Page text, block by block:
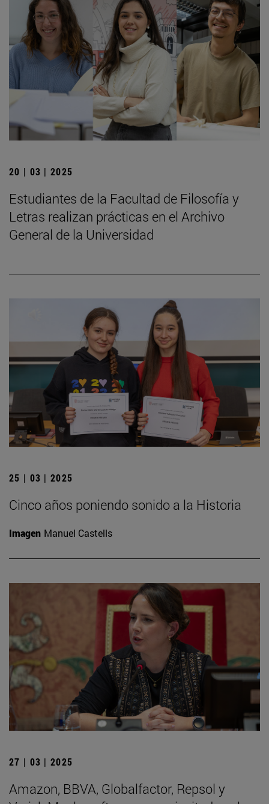
20 | 03 | 2025
Estudiantes de la Facultad de Filosofía y
Letras realizan prácticas en el Archivo
General de la Universidad
25 | 03 | 2025
Cinco años poniendo sonido a la Historia
Imagen Manuel Castells
27 | 03 | 2025
Amazon, BBVA, Globalfactor, Repsol y